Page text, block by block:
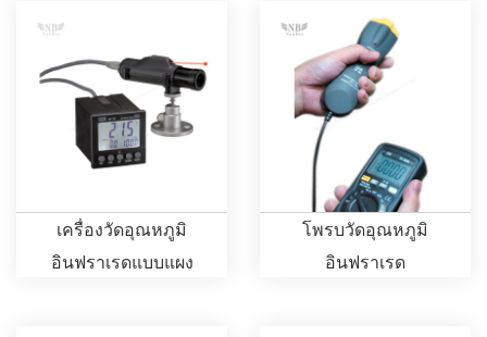
เครื่องวัดอุณหภูมิ
อินฟราเรดแบบแผง
โพรบวัดอุณหภูมิ
อินฟราเรด